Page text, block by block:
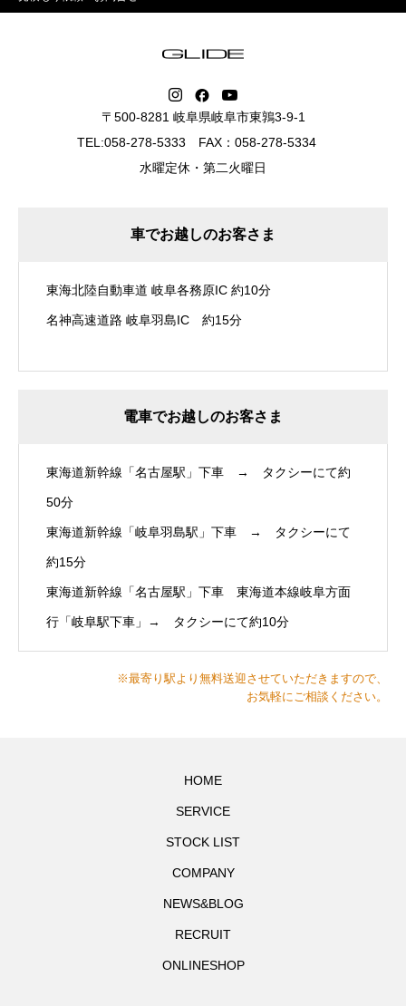
〒500-8281 岐阜県岐阜市東鶉3-9-1
TEL:058-278-5333 FAX：058-278-5334
水曜定休・第二火曜日
車でお越しのお客さま
東海北陸自動車道 岐阜各務原IC 約10分
名神高速道路 岐阜羽島IC 約15分
電車でお越しのお客さま
東海道新幹線「名古屋駅」下車 → タクシーにて約
50分
東海道新幹線「岐阜羽島駅」下車 → タクシーにて
約15分
東海道新幹線「名古屋駅」下車 東海道本線岐阜方面
行「岐阜駅下車」→ タクシーにて約10分
※最寄り駅より無料送迎させていただきますので、
お気軽にご相談ください。
HOME
SERVICE
STOCK LIST
COMPANY
NEWS&BLOG
RECRUIT
ONLINESHOP